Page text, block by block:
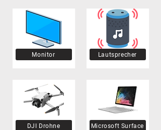
Monitor
DJI Drohne
Lautsprecher
Microsoft Surface